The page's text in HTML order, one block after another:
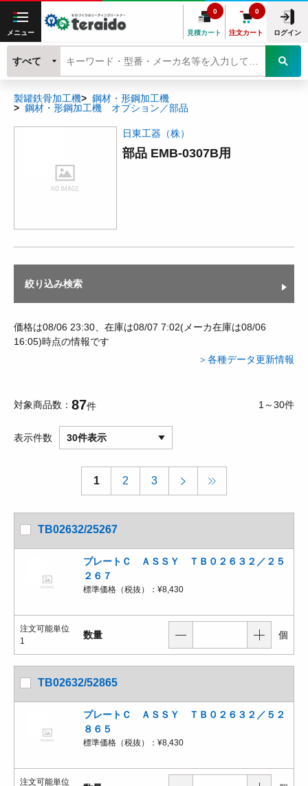
メニュー 見積カート
0
注文カート
0
ログイン
すべて
製罐鉄骨加工機
鋼材・形鋼加工機
鋼材・形鋼加工機 オプション／部品
日東工器（株）
部品 EMB-0307B用
絞り込み検索
価格は08/06 23:30、在庫は08/07 7:02(メーカ在庫は08/06
16:05)時点の情報です
＞各種データ更新情報
対象商品数 87件 1～30件
表示件数 30件表示
1 2 3
TB02632/25267
プレートＣ ＡＳＳＹ ＴＢ０２６３２／２５
２６７
標準価格（税抜）： ¥8,430
注文可能単位
1
数量 個
TB02632/52865
プレートＣ ＡＳＳＹ ＴＢ０２６３２／５２
８６５
標準価格（税抜）： ¥8,430
注文可能単位